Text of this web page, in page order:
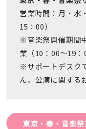
営業時間：月・水
15：00）
※音楽祭開催期間
業（10：00～19：
※サポートデスク
ん。公演に関する
東京・春・音楽